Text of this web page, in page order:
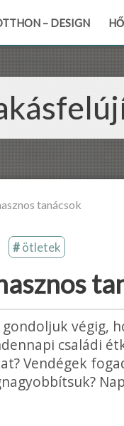
– DESIGN
tanácsok
ötletek
végig,
családi
Vendégek